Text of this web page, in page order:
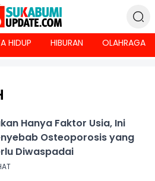
HIDUP HIBURAN OLAHRAGA
Hanya Faktor Usia, Ini
Osteoporosis yang
Diwaspadai